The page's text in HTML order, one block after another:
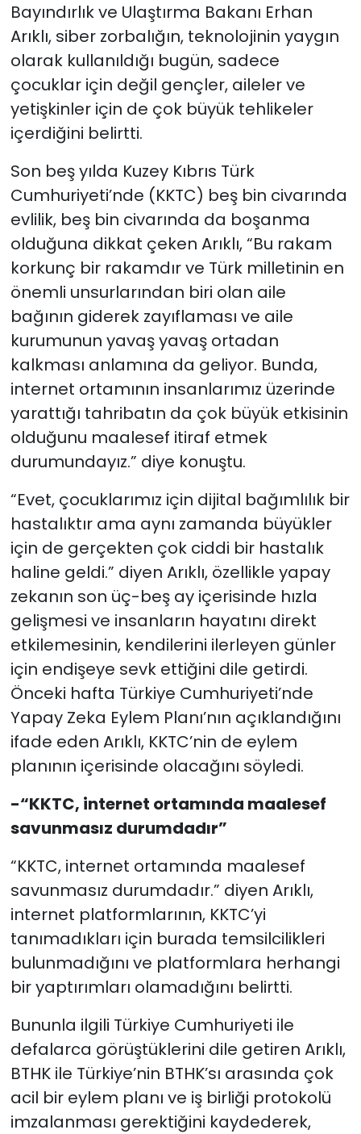
Bayındırlık ve Ulaştırma Bakanı Erhan
Arıklı, siber zorbalığın, teknolojinin yaygın
olarak kullanıldığı bugün, sadece
çocuklar için değil gençler, aileler ve
yetişkinler için de çok büyük tehlikeler
içerdiğini belirtti.
Son beş yılda Kuzey Kıbrıs Türk
Cumhuriyeti’nde (KKTC) beş bin civarında
evlilik, beş bin civarında da boşanma
olduğuna dikkat çeken Arıklı, “Bu rakam
korkunç bir rakamdır ve Türk milletinin en
önemli unsurlarından biri olan aile
bağının giderek zayıflaması ve aile
kurumunun yavaş yavaş ortadan
kalkması anlamına da geliyor. Bunda,
internet ortamının insanlarımız üzerinde
yarattığı tahribatın da çok büyük etkisinin
olduğunu maalesef itiraf etmek
durumundayız.” diye konuştu.
“Evet, çocuklarımız için dijital bağımlılık bir
hastalıktır ama aynı zamanda büyükler
için de gerçekten çok ciddi bir hastalık
haline geldi.” diyen Arıklı, özellikle yapay
zekanın son üç-beş ay içerisinde hızla
gelişmesi ve insanların hayatını direkt
etkilemesinin, kendilerini ilerleyen günler
için endişeye sevk ettiğini dile getirdi.
Önceki hafta Türkiye Cumhuriyeti’nde
Yapay Zeka Eylem Planı’nın açıklandığını
ifade eden Arıklı, KKTC’nin de eylem
planının içerisinde olacağını söyledi.
-“KKTC, internet ortamında maalesef
savunmasız durumdadır”
“KKTC, internet ortamında maalesef
savunmasız durumdadır.” diyen Arıklı,
internet platformlarının, KKTC’yi
tanımadıkları için burada temsilcilikleri
bulunmadığını ve platformlara herhangi
bir yaptırımları olamadığını belirtti.
Bununla ilgili Türkiye Cumhuriyeti ile
defalarca görüştüklerini dile getiren Arıklı,
BTHK ile Türkiye’nin BTHK’sı arasında çok
acil bir eylem planı ve iş birliği protokolü
imzalanması gerektiğini kaydederek,